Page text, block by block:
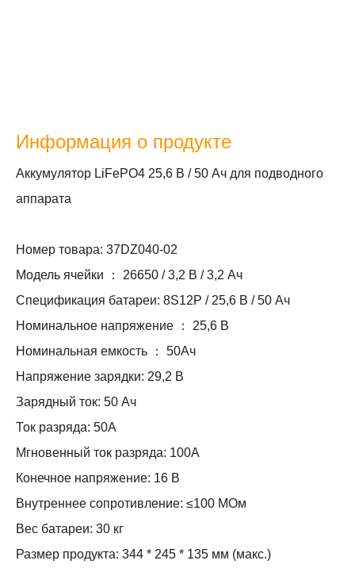
Информация о продукте
Аккумулятор LiFePO4 25,6 В / 50 Ач для подводного
аппарата
Номер товара: 37DZ040-02
Модель ячейки ： 26650 / 3,2 В / 3,2 Ач
Спецификация батареи: 8S12P / 25,6 В / 50 Ач
Номинальное напряжение ： 25,6 В
Номинальная емкость ： 50Ач
Напряжение зарядки: 29,2 В
Зарядный ток: 50 Ач
Ток разряда: 50А
Мгновенный ток разряда: 100А
Конечное напряжение: 16 В
Внутреннее сопротивление: ≤100 МОм
Вес батареи: 30 кг
Размер продукта: 344 * 245 * 135 мм (макс.)